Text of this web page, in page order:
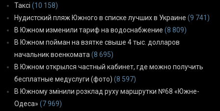
Таксі (10 158)
Нудистский пляж Южного в списке лучших в Украине (9 741)
В Южном изменили тариф на водоснабжение (8 809)
В Южном пойман на взятке свыше 4 тыс. долларов
начальник военкомата (8 695)
В Южном открылся частный кабинет, где можно получить
бесплатные медуслуги (фото) (8 597)
В Южному змінили розклад руху маршрутки №68 «Южне-
Одеса» (7 969)